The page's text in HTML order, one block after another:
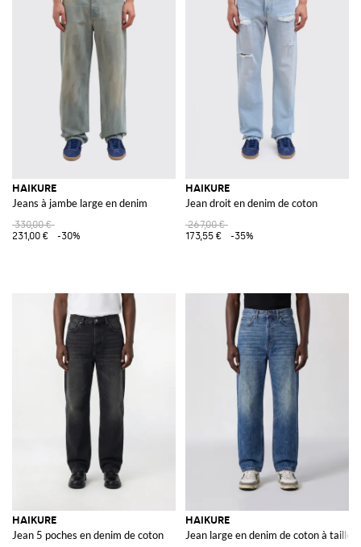
HAIKURE
Jeans à jambe large en denim
330,00 €
231,00 €
-30%
HAIKURE
Jean droit en denim de coton
267,00 €
173,55 €
-35%
HAIKURE
Jean 5 poches en denim de coton
HAIKURE
Jean large en denim de coton à taille